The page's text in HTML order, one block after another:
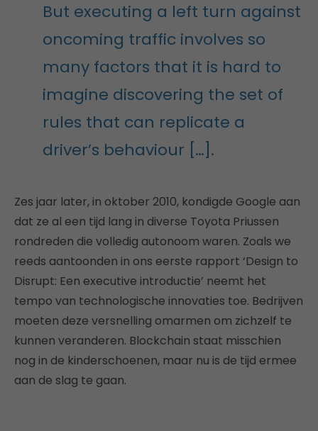
But executing a left turn against
oncoming traffic involves so
many factors that it is hard to
imagine discovering the set of
rules that can replicate a
driver’s behaviour […].
Zes jaar later, in oktober 2010, kondigde Google aan
dat ze al een tijd lang in diverse Toyota Priussen
rondreden die volledig autonoom waren. Zoals we
reeds aantoonden in ons eerste rapport ‘Design to
Disrupt: Een executive introductie’ neemt het
tempo van technologische innovaties toe. Bedrijven
moeten deze versnelling omarmen om zichzelf te
kunnen veranderen. Blockchain staat misschien
nog in de kinderschoenen, maar nu is de tijd ermee
aan de slag te gaan.